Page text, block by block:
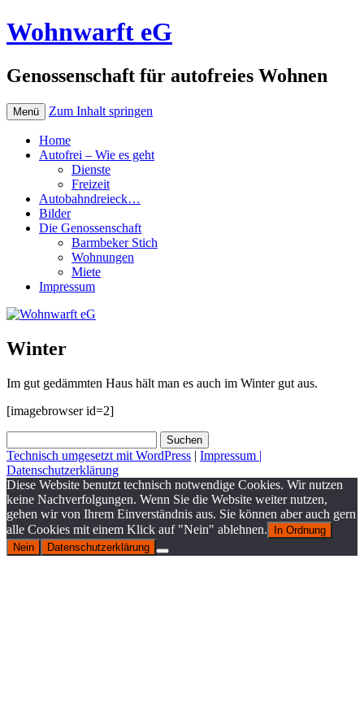
Wohnwarft eG
Genossenschaft für autofreies Wohnen
Menü Zum Inhalt springen
Home
Autofrei – Wie es geht
Dienste
Freizeit
Autobahndreieck…
Bilder
Die Genossenschaft
Barmbeker Stich
Wohnungen
Miete
Impressum
Winter
Im gut gedämmten Haus hält man es auch im Winter gut aus.
[imagebrowser id=2]
nach:
Technisch umgesetzt mit WordPress | Impressum |
Datenschutzerklärung
Diese Website benutzt technisch notwendige Cookies. Wir nutzen
keine Nachverfolgungen. Wenn Sie die Website weiter nutzen,
gehen wir von Ihrem Einverständnis aus. Sie können aber auch gern
alle Cookies mit einem Klick auf "Nein" ablehnen.
In Ordnung
Nein
Datenschutzerklärung